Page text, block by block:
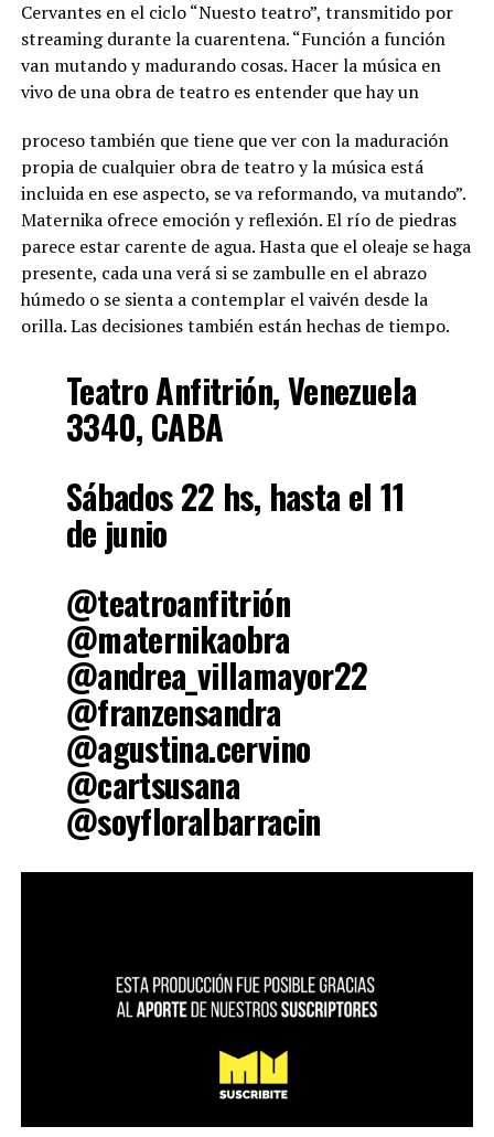
Cervantes en el ciclo “Nuesto teatro”, transmitido por
streaming durante la cuarentena. “Función a función
van mutando y madurando cosas. Hacer la música en
vivo de una obra de teatro es entender que hay un
proceso también que tiene que ver con la maduración
propia de cualquier obra de teatro y la música está
incluida en ese aspecto, se va reformando, va mutando”.
Maternika ofrece emoción y reflexión. El río de piedras
parece estar carente de agua. Hasta que el oleaje se haga
presente, cada una verá si se zambulle en el abrazo
húmedo o se sienta a contemplar el vaivén desde la
orilla. Las decisiones también están hechas de tiempo.
Teatro Anfitrión, Venezuela
3340, CABA
Sábados 22 hs, hasta el 11
de junio
@teatroanfitrión
@maternikaobra
@andrea_villamayor22
@franzensandra
@agustina.cervino
@cartsusana
@soyfloralbarracin